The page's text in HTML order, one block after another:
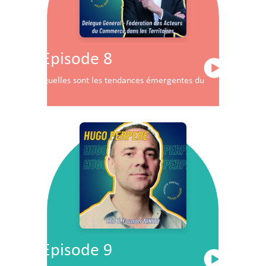
Episode 8
Quelles sont les tendances émergentes du commerce en
Episode 9